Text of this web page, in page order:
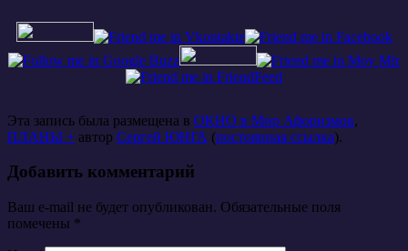
Эта запись была размещена в ОКНО в Мир Афоризмов,
ПЛАНЫ + автор Сергей ЮНГА (постоянная ссылка).
Добавить комментарий
Ваш e-mail не будет опубликован. Обязательные поля
помечены *